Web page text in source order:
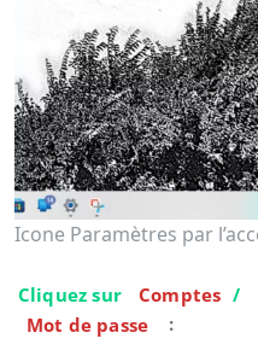
Icone Paramètres par
Cliquez sur Comptes /
Mot de passe
: